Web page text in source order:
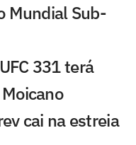
Mundial Sub-
331 terá
cai na estreia